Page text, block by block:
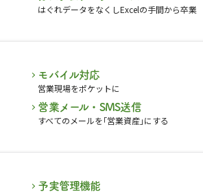
はぐれデータをなくしExcelの手間から卒業
モバイル対応
営業現場をポケットに
営業メール・SMS送信
すべてのメールを｢営業資産｣にする
予実管理機能